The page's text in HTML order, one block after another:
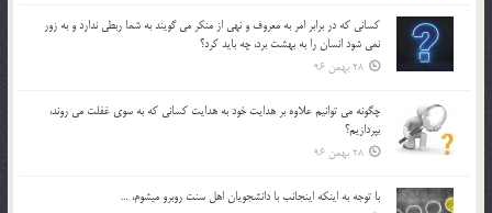
كساني كه در برابر امر به معروف و نهي از منكر مي گويند به شما ربطي ندارد و به زور
نمي شود انسان را به بهشت برد، چه بايد كرد؟
28 بهمن 96
چگونه مي توانيم علاوه بر هدايت خود به هدايت كساني كه به سوي غفلت مي روند،
بپردازيم؟
28 بهمن 96
با توجه به اينكه اينجانب با دانشجويان اهل سنت روبرو مي‎شوم، …